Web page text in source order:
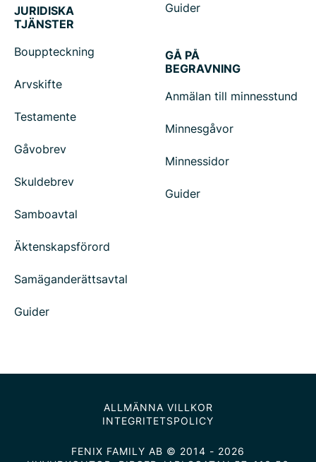
Guider
JURIDISKA
TJÄNSTER
Bouppteckning
Arvskifte
Testamente
Gåvobrev
Skuldebrev
Samboavtal
Äktenskapsförord
Samäganderättsavtal
Guider
GÅ PÅ
BEGRAVNING
Anmälan till minnesstund
Minnesgåvor
Minnessidor
Guider
ALLMÄNNA VILLKOR
INTEGRITETSPOLICY
FENIX FAMILY AB © 2014 - 2026